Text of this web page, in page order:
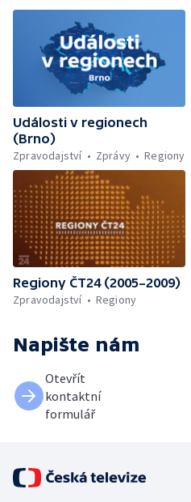
Události v regionech
(Brno)
Zpravodajství
Zprávy Regiony
Regiony ČT24 (2005–2009)
Zpravodajství
Regiony
Napište nám
Otevřít
kontaktní
formulář